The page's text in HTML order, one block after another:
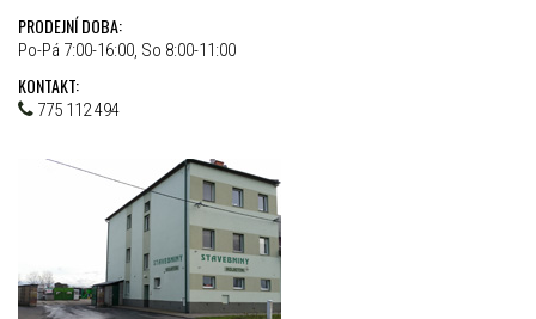
PRODEJNÍ DOBA:
Po-Pá 7:00-16:00, So 8:00-11:00
KONTAKT:
775 112 494